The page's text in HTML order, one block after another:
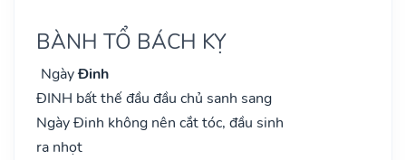
BÀNH TỔ BÁCH KỴ
NgàyĐinh
ĐINH bất thế đầu đầu chủ sanh sang
Ngày Đinh không nên cắt tóc, đầu sinh
ra nhọt